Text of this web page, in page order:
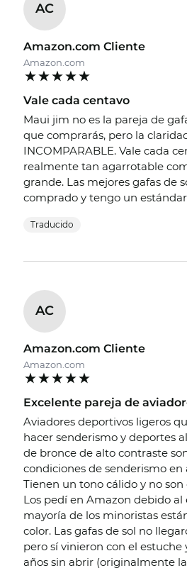
AC
Amazon.com Cliente
Amazon.com
Vale cada centavo
Maui jim no es la pareja de
que comprarás, pero la
INCOMPARABLE. Vale cada
realmente tan agarrotable
grande. Las mejores gafas de
comprado y tengo un
Traducido
AC
Amazon.com Cliente
Amazon.com
Excelente pareja de
Aviadores deportivos ligeros
hacer senderismo y deportes
de bronce de alto contraste
condiciones de senderismo en
Tienen un tono cálido y no son
Los pedí en Amazon debido al
mayoría de los minoristas
color. Las gafas de sol no
pero sí vinieron con el estuche
años sin abrir (originalmente